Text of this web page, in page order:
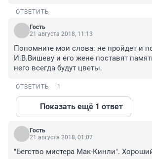
ОТВЕТИТЬ
Гость
21 августа 2018, 11:13
Попомните мои слова: не пройдет и
И.В.Вишеву и его жене поставят
него всегда будут цветы.
ОТВЕТИТЬ 1
Показать ещё 1 ответ
Гость
21 августа 2018, 01:07
"Бегство мистера Мак-Кинли".